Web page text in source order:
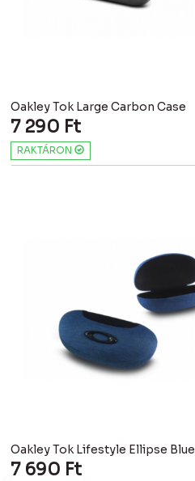
Oakley Tok Large Carbon Case
7 290 Ft
RAKTÁRON
Oakley Tok Lifestyle Ellipse Blue
7 690 Ft